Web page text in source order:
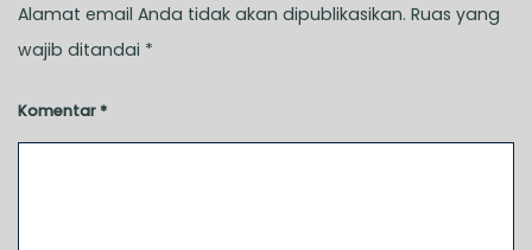
Alamat email Anda tidak akan dipublikasikan. Ruas yang
wajib ditandai *
Komentar *